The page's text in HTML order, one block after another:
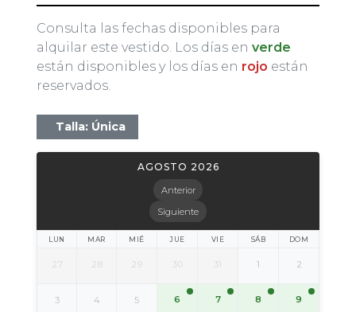
Consulta las fechas disponibles para
alquilar este vestido. Los días en verde
están disponibles y los días en rojo están
reservados.
Talla: Única
Anterior
AGOSTO 2026
Siguiente
LUN MAR MIÉ JUE VIE SÁB DOM
27 28 29 30 31 1 2
3 4 5 6 7 8 9